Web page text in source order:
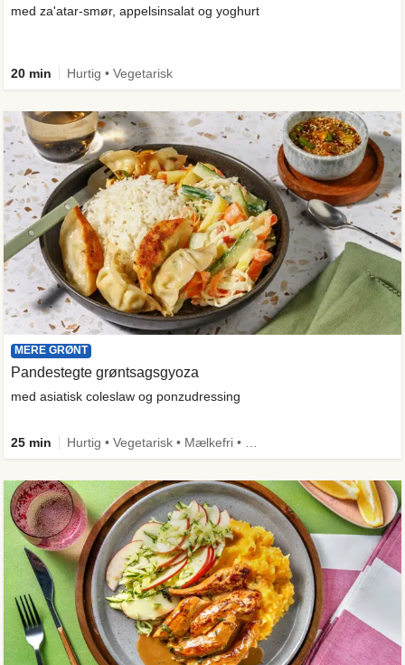
med za'atar-smør, appelsinsalat og yoghurt
20 min Hurtig • Vegetarisk
MERE GRØNT
Pandestegte grøntsagsgyoza
med asiatisk coleslaw og ponzudressing
25 min